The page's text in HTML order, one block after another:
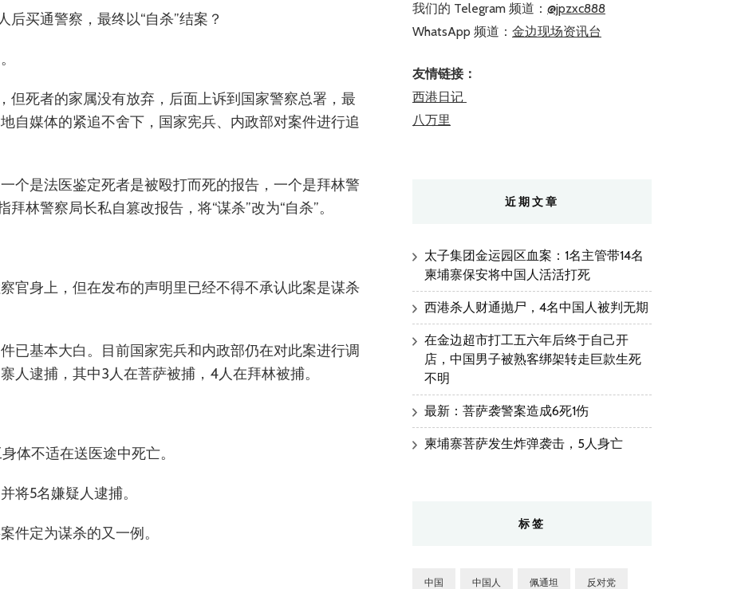
后买通警察，最终以“自杀”结案？
但死者的家属没有放弃，后面上诉到国家警察总署，最
自媒体的紧追不舍下，国家宪兵、内政部对案件进行追
个是法医鉴定死者是被殴打而死的报告，一个是拜林警
林警察局长私自篡改报告，将“谋杀”改为“自杀”。
官身上，但在发布的声明里已经不得不承认此案是谋杀
已基本大白。目前国家宪兵和内政部仍在对此案进行调
人逮捕，其中3人在菩萨被捕，4人在拜林被捕。
体不适在送医途中死亡。
将5名嫌疑人逮捕。
件定为谋杀的又一例。
我们的 Telegram 频道： @jpzxc888
WhatsApp 频道： 金边现场资讯台
友情链接：
西港日记
八万里
近期文章
太子集团金运园区血案：1名主管带14名
柬埔寨保安将中国人活活打死
西港杀人财通抛尸，4名中国人被判无期
在金边超市打工五六年后终于自己开
店，中国男子被熟客绑架转走巨款生死
不明
最新：菩萨袭警案造成6死1伤
柬埔寨菩萨发生炸弹袭击，5人身亡
标签
中国 中国人 佩通坦 反对党